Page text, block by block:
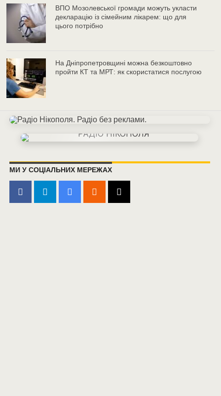
ВПО Мозолевської громади можуть укласти
декларацію із сімейним лікарем: що для
цього потрібно
На Дніпропетровщині можна безкоштовно
пройти КТ та МРТ: як скористатися послугою
МИ У СОЦІАЛЬНИХ МЕРЕЖАХ